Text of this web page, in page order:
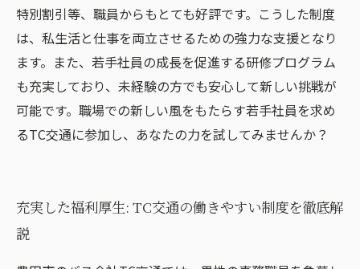
特別割引等、職員からもとても好評です。こうした制度
は、私生活と仕事を両立させるための強力な支援となり
ます。また、若手社員の成長を促進する研修プログラム
も充実しており、未経験の方でも安心して新しい挑戦が
可能です。職場での新しい風をもたらす若手社員を求め
るTC交通に参加し、あなたの力を試してみませんか？
充実した福利厚生: TC交通の働きやすい制度を徹底解
説